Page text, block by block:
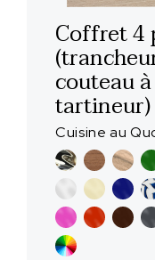
Coffret 4
couteau
tartineur)
Cuisine au